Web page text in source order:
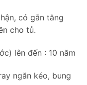
có gắn tăng
cho tủ.
lên đến : 10 năm
ngăn kéo, bung